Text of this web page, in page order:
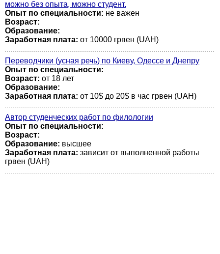
можно без опыта, можно студент.
Опыт по специальности: не важен
Возраст:
Образование:
Заработная плата: от 10000 грвен (UAH)
Переводчики (усная речь) по Киеву, Одессе и Днепру
Опыт по специальности:
Возраст: от 18 лет
Образование:
Заработная плата: от 10$ до 20$ в час грвен (UAH)
Автор студенческих работ по филологии
Опыт по специальности:
Возраст:
Образование: высшее
Заработная плата: зависит от выполненной работы
грвен (UAH)